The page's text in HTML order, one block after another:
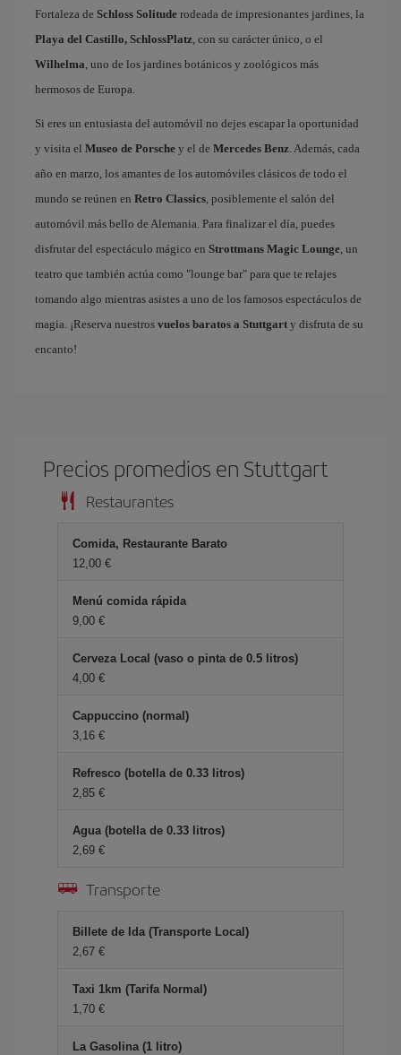
Fortaleza de Schloss Solitude rodeada de impresionantes jardines, la
Playa del Castillo, SchlossPlatz, con su carácter único, o el
Wilhelma, uno de los jardines botánicos y zoológicos más
hermosos de Europa.
Si eres un entusiasta del automóvil no dejes escapar la oportunidad
y visita el Museo de Porsche y el de Mercedes Benz. Además, cada
año en marzo, los amantes de los automóviles clásicos de todo el
mundo se reúnen en Retro Classics, posiblemente el salón del
automóvil más bello de Alemania. Para finalizar el día, puedes
disfrutar del espectáculo mágico en Strottmans Magic Lounge, un
teatro que también actúa como "lounge bar" para que te relajes
tomando algo mientras asistes a uno de los famosos espectáculos de
magia. ¡Reserva nuestros vuelos baratos a Stuttgart y disfruta de su
encanto!
Precios promedios en Stuttgart
Restaurantes
Comida, Restaurante Barato
12,00 €
Menú comida rápida
9,00 €
Cerveza Local (vaso o pinta de 0.5 litros)
4,00 €
Cappuccino (normal)
3,16 €
Refresco (botella de 0.33 litros)
2,85 €
Agua (botella de 0.33 litros)
2,69 €
Transporte
Billete de Ida (Transporte Local)
2,67 €
Taxi 1km (Tarifa Normal)
1,70 €
La Gasolina (1 litro)